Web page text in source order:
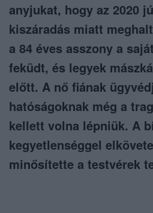
anyjukat, hogy az 2020
kiszáradás miatt
a 84 éves asszony a
feküdt, és legyek
előtt. A nő fiának
hatóságoknak még a
kellett volna lépniük. A
kegyetlenséggel
minősítette a testvérek